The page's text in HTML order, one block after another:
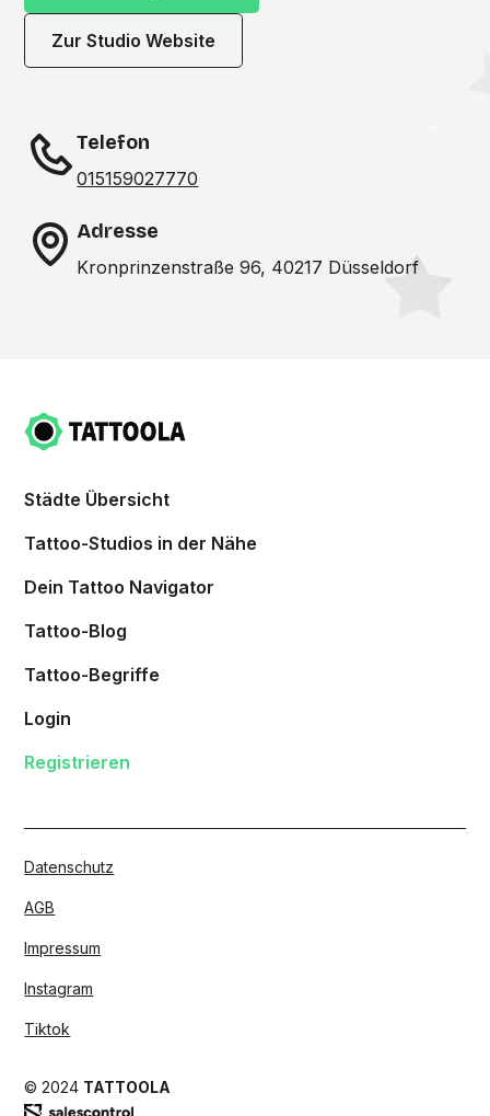
Zur Studio Website
Telefon
015159027770
Adresse
Kronprinzenstraße 96, 40217 Düsseldorf
Städte Übersicht
Tattoo-Studios in der Nähe
Dein Tattoo Navigator
Tattoo-Blog
Tattoo-Begriffe
Login
Registrieren
Datenschutz
AGB
Impressum
Instagram
Tiktok
© 2024 TATTOOLA